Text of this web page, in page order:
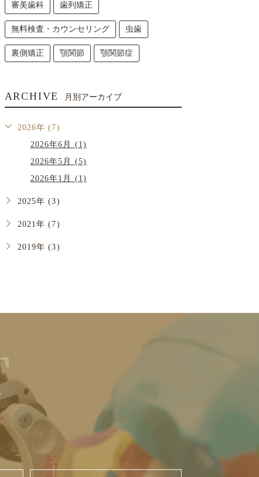
審美歯科 歯列矯正
無料検査・カウンセリング 虫歯
裏側矯正 顎関節 顎関節症
ARCHIVE 月別アーカイブ
2026年 (7)
2026年6月 (1)
2026年5月 (5)
2026年1月 (1)
2025年 (3)
2021年 (7)
2019年 (3)